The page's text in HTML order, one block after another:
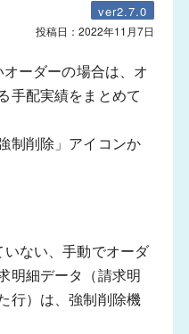
ver2.7.0
投稿日：2022年11月7日
ーダーの場合は、オ
手配実績をまとめて
制削除」アイコンか
ない、手動でオーダ
明細データ（請求明
行）は、強制削除機